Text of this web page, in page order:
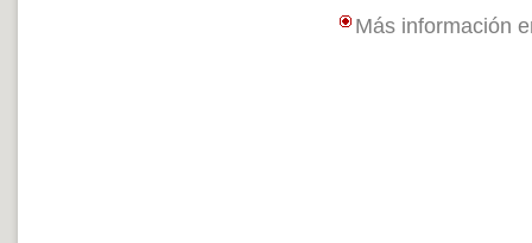
Más información